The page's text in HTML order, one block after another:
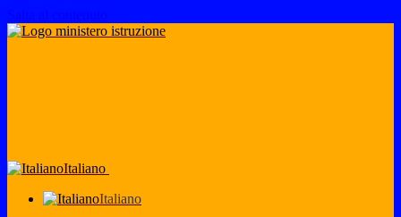
Italiano
Italiano